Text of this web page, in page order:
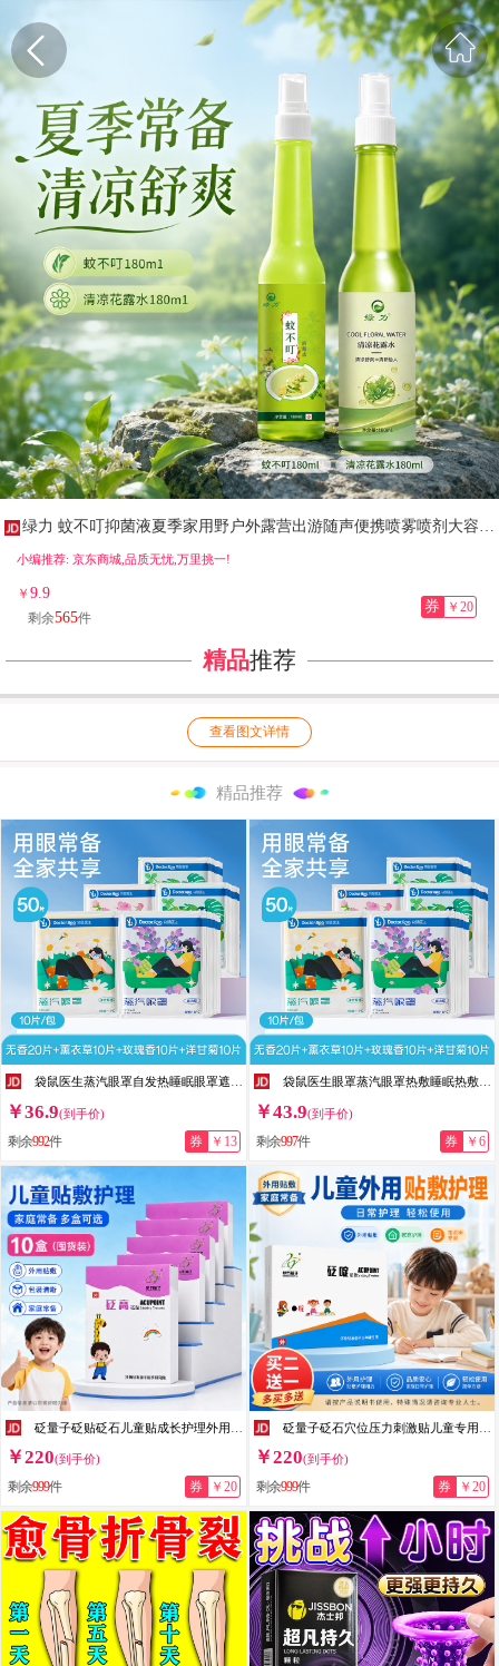
绿力 蚊不叮抑菌液夏季家用野户外露营出游随声便携喷雾喷剂大容量 蚊不叮180ml+清凉花露水180ml
小编推荐: 京东商城,品质无忧,万里挑一!
￥ 9.9
剩余565件
券 ￥20
精品推荐
查看图文详情
精品推荐
￥36.9(到手价)
剩余992件 券 ￥13
￥43.9(到手价)
剩余997件 券 ￥6
￥220(到手价)
剩余999件 券 ￥20
￥220(到手价)
剩余999件 券 ￥20